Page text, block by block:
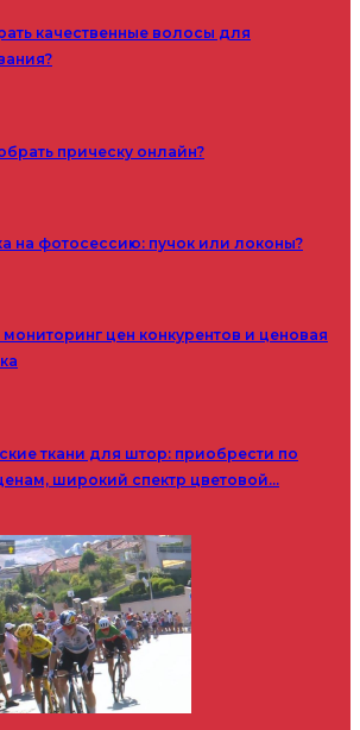
качественные волосы для
прическу онлайн?
на фотосессию: пучок или локоны?
цен конкурентов и ценовая
ткани для штор: приобрести по
широкий спектр цветовой…